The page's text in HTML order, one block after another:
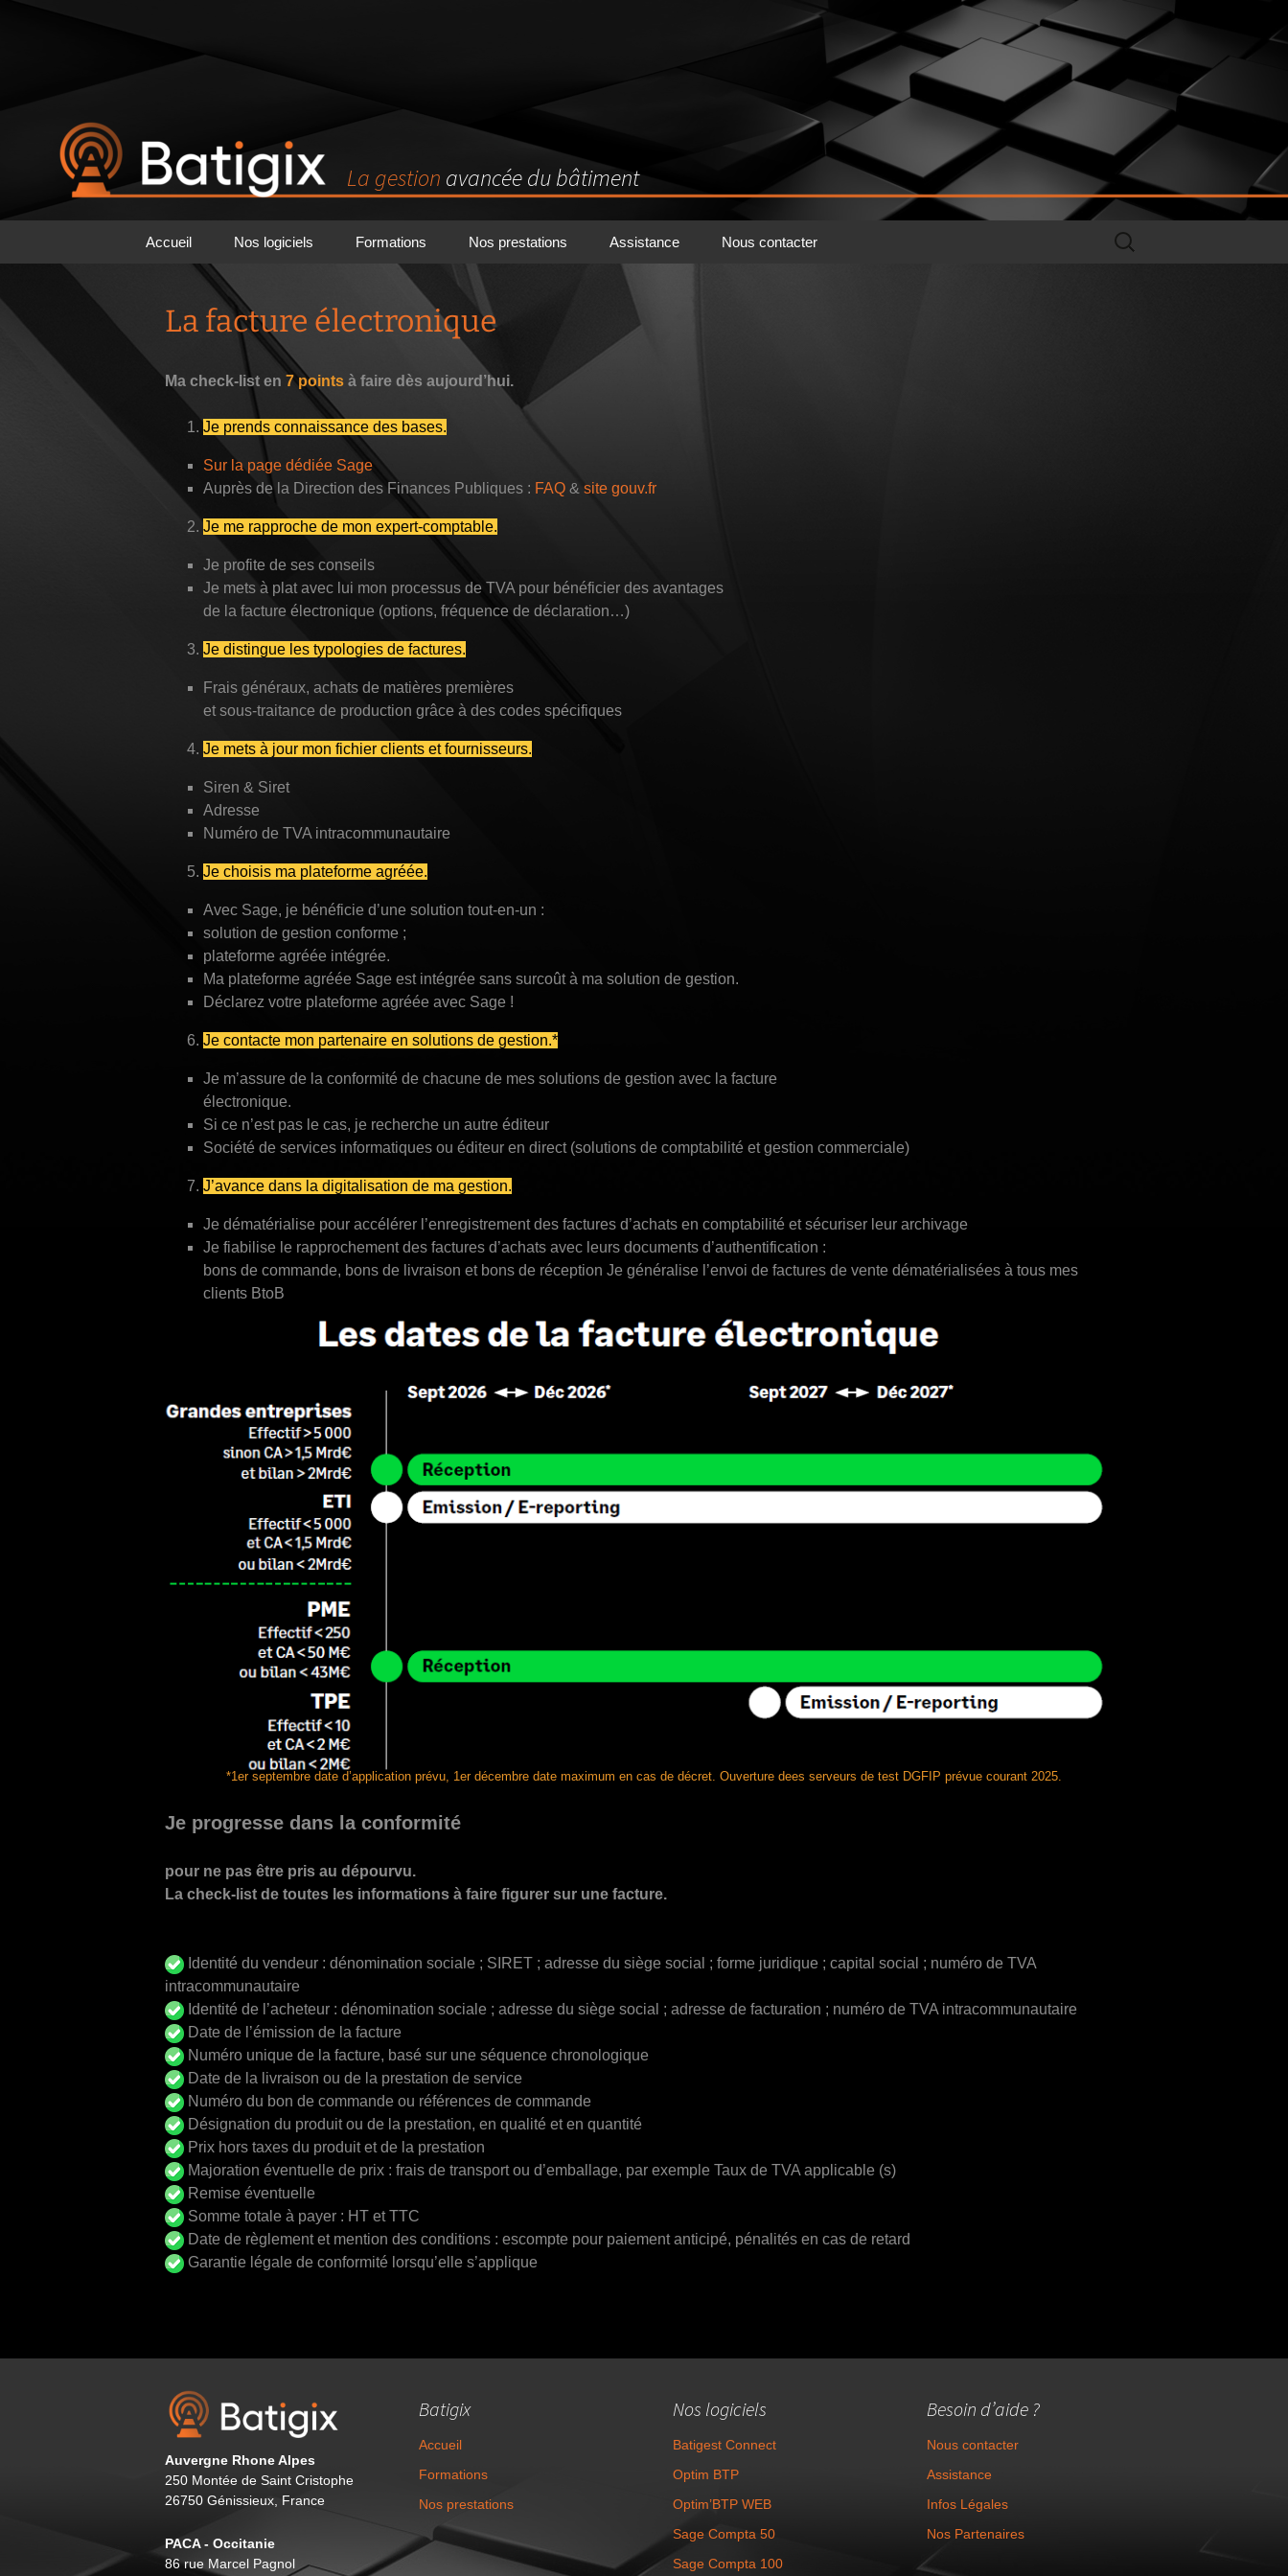
La gestion avancée du bâtiment
Accueil Nos logiciels
Batigest Connect
Le connecteur Zeendoc
& Batigest
Optim BTP
Optim’BTP WEB
Sage Compta 50
Sage Compta 100
Alobees
Formations Nos prestations Assistance Nous contacter
Rechercher :
La facture électronique
Ma check-list en 7 points à faire dès aujourd’hui.
Je prends connaissance des bases.
Sur la page dédiée Sage
Auprès de la Direction des Finances Publiques : FAQ & site gouv.fr
Je me rapproche de mon expert-comptable.
Je profite de ses conseils
Je mets à plat avec lui mon processus de TVA pour bénéficier des avantages
de la facture électronique (options, fréquence de déclaration…)
Je distingue les typologies de factures.
Frais généraux, achats de matières premières
et sous-traitance de production grâce à des codes spécifiques
Je mets à jour mon fichier clients et fournisseurs.
Siren & Siret
Adresse
Numéro de TVA intracommunautaire
Je choisis ma plateforme agréée.
Avec Sage, je bénéficie d’une solution tout-en-un :
solution de gestion conforme ;
plateforme agréée intégrée.
Ma plateforme agréée Sage est intégrée sans surcoût à ma solution de gestion.
Déclarez votre plateforme agréée avec Sage !
Je contacte mon partenaire en solutions de gestion.*
Je m’assure de la conformité de chacune de mes solutions de gestion avec la facture
électronique.
Si ce n’est pas le cas, je recherche un autre éditeur
Société de services informatiques ou éditeur en direct (solutions de comptabilité et gestion commerciale)
J’avance dans la digitalisation de ma gestion.
Je dématérialise pour accélérer l’enregistrement des factures d’achats en comptabilité et sécuriser leur archivage
Je fiabilise le rapprochement des factures d’achats avec leurs documents d’authentification :
bons de commande, bons de livraison et bons de réception Je généralise l’envoi de factures de vente dématérialisées à tous mes
clients BtoB
*1er septembre date d’application prévu, 1er décembre date maximum en cas de décret. Ouverture dees serveurs de test DGFIP prévue courant 2025.
Je progresse dans la conformité
pour ne pas être pris au dépourvu.
La check-list de toutes les informations à faire figurer sur une facture.
Identité du vendeur : dénomination sociale ; SIRET ; adresse du siège social ; forme juridique ; capital social ; numéro de TVA
intracommunautaire
Identité de l’acheteur : dénomination sociale ; adresse du siège social ; adresse de facturation ; numéro de TVA intracommunautaire
Date de l’émission de la facture
Numéro unique de la facture, basé sur une séquence chronologique
Date de la livraison ou de la prestation de service
Numéro du bon de commande ou références de commande
Désignation du produit ou de la prestation, en qualité et en quantité
Prix hors taxes du produit et de la prestation
Majoration éventuelle de prix : frais de transport ou d’emballage, par exemple Taux de TVA applicable (s)
Remise éventuelle
Somme totale à payer : HT et TTC
Date de règlement et mention des conditions : escompte pour paiement anticipé, pénalités en cas de retard
Garantie légale de conformité lorsqu’elle s’applique
Auvergne Rhone Alpes
250 Montée de Saint Cristophe
26750 Génissieux, France
PACA - Occitanie
86 rue Marcel Pagnol
Batigix
Accueil
Formations
Nos prestations
Nos logiciels
Batigest Connect
Optim BTP
Optim’BTP WEB
Sage Compta 50
Sage Compta 100
Besoin d’aide ?
Nous contacter
Assistance
Infos Légales
Nos Partenaires